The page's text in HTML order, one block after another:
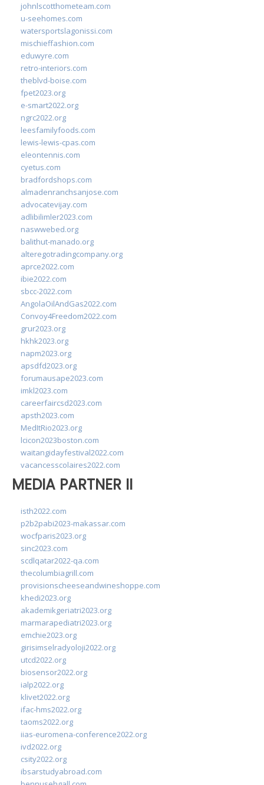
johnlscotthometeam.com
u-seehomes.com
watersportslagonissi.com
mischieffashion.com
eduwyre.com
retro-interiors.com
theblvd-boise.com
fpet2023.org
e-smart2022.org
ngrc2022.org
leesfamilyfoods.com
lewis-lewis-cpas.com
eleontennis.com
cyetus.com
bradfordshops.com
almadenranchsanjose.com
advocatevijay.com
adlibilimler2023.com
naswwebed.org
balithut-manado.org
alteregotradingcompany.org
aprce2022.com
ibie2022.com
sbcc-2022.com
AngolaOilAndGas2022.com
Convoy4Freedom2022.com
grur2023.org
hkhk2023.org
napm2023.org
apsdfd2023.org
forumausape2023.com
imkl2023.com
careerfaircsd2023.com
apsth2023.com
MedItRio2023.org
lcicon2023boston.com
waitangidayfestival2022.com
vacancesscolaires2022.com
MEDIA PARTNER II
isth2022.com
p2b2pabi2023-makassar.com
wocfparis2023.org
sinc2023.com
scdlqatar2022-qa.com
thecolumbiagrill.com
provisionscheeseandwineshoppe.com
khedi2023.org
akademikgeriatri2023.org
marmarapediatri2023.org
emchie2023.org
girisimselradyoloji2022.org
utcd2022.org
biosensor2022.org
ialp2022.org
klivet2022.org
ifac-hms2022.org
taoms2022.org
iias-euromena-conference2022.org
ivd2022.org
csity2022.org
ibsarstudyabroad.com